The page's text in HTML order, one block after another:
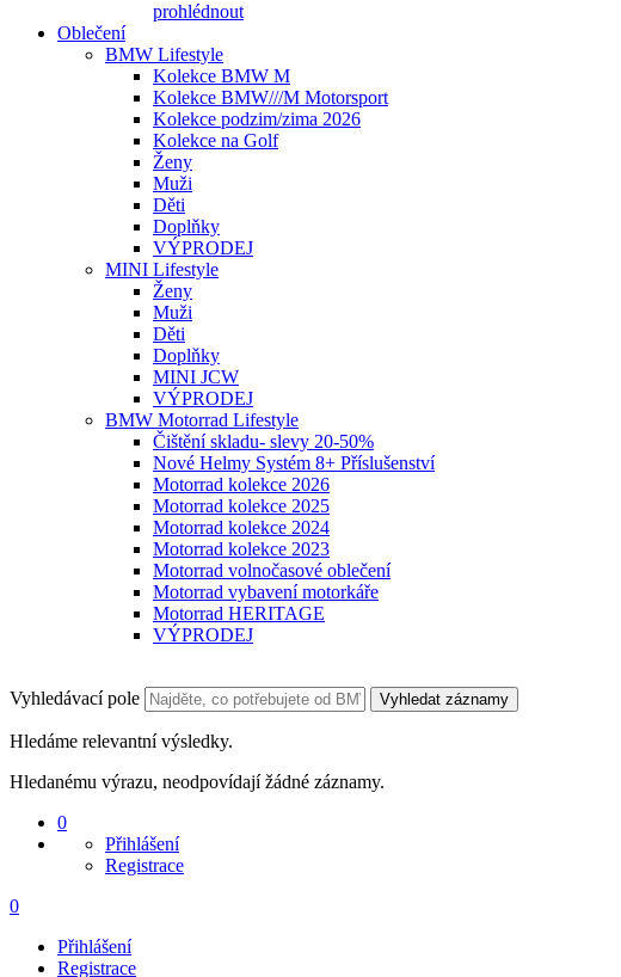
prohlédnout
Oblečení
BMW Lifestyle
Kolekce BMW M
Kolekce BMW///M Motorsport
Kolekce podzim/zima 2026
Kolekce na Golf
Ženy
Muži
Děti
Doplňky
VÝPRODEJ
MINI Lifestyle
Ženy
Muži
Děti
Doplňky
MINI JCW
VÝPRODEJ
BMW Motorrad Lifestyle
Čištění skladu- slevy 20-50%
Nové Helmy Systém 8+ Příslušenství
Motorrad kolekce 2026
Motorrad kolekce 2025
Motorrad kolekce 2024
Motorrad kolekce 2023
Motorrad volnočasové oblečení
Motorrad vybavení motorkáře
Motorrad HERITAGE
VÝPRODEJ
Vyhledávací pole Vyhledat záznamy
Hledáme relevantní výsledky.
Hledanému výrazu, neodpovídají žádné záznamy.
0
Přihlášení
Registrace
0
Přihlášení
Registrace